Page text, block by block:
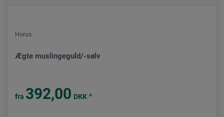
Horus
Ægte muslingeguld/-sølv
fra 392,00 DKK *